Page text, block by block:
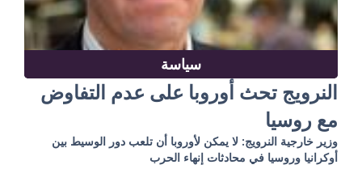
سياسة
النرويج تحث أوروبا على عدم التفاوض
مع روسيا
وزير خارجية النرويج: لا يمكن لأوروبا أن تلعب دور الوسيط بين
أوكرانيا وروسيا في محادثات إنهاء الحرب